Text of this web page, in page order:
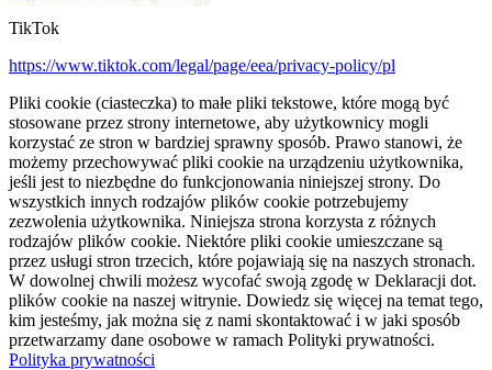
TikTok
https://www.tiktok.com/legal/page/eea/privacy-policy/pl
Pliki cookie (ciasteczka) to małe pliki tekstowe, które mogą być
stosowane przez strony internetowe, aby użytkownicy mogli
korzystać ze stron w bardziej sprawny sposób. Prawo stanowi, że
możemy przechowywać pliki cookie na urządzeniu użytkownika,
jeśli jest to niezbędne do funkcjonowania niniejszej strony. Do
wszystkich innych rodzajów plików cookie potrzebujemy
zezwolenia użytkownika. Niniejsza strona korzysta z różnych
rodzajów plików cookie. Niektóre pliki cookie umieszczane są
przez usługi stron trzecich, które pojawiają się na naszych stronach.
W dowolnej chwili możesz wycofać swoją zgodę w Deklaracji dot.
plików cookie na naszej witrynie. Dowiedz się więcej na temat tego,
kim jesteśmy, jak można się z nami skontaktować i w jaki sposób
przetwarzamy dane osobowe w ramach Polityki prywatności.
Polityka prywatności